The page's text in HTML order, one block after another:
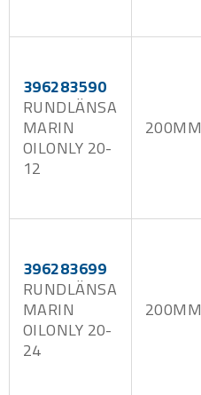
396283590
RUNDLÄNSA
MARIN
OILONLY 20-
12
200MM
396283699
RUNDLÄNSA
MARIN
OILONLY 20-
24
200MM